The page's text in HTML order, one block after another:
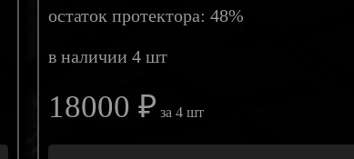
остаток протектора: 48%
в наличии 4 шт
18000 ₽ за 4 шт